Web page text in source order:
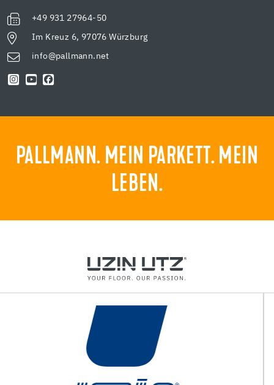
+49 931 27964-50
Im Kreuz 6, 97076 Würzburg
info@pallmann.net
PALLMANN. MEIN PARKETT. MEIN
LEBEN.